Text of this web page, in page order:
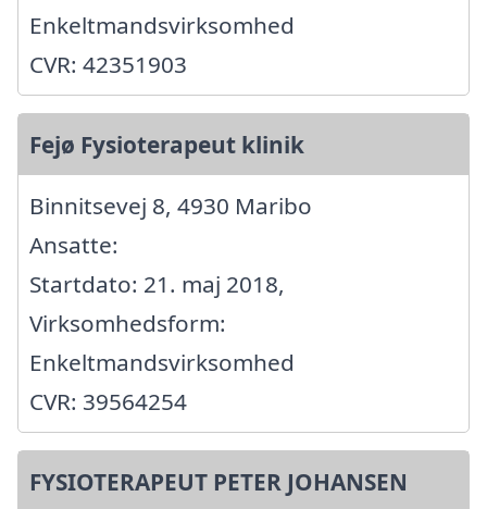
Enkeltmandsvirksomhed
CVR: 42351903
Fejø Fysioterapeut klinik
Binnitsevej 8, 4930 Maribo
Ansatte:
Startdato: 21. maj 2018,
Virksomhedsform:
Enkeltmandsvirksomhed
CVR: 39564254
FYSIOTERAPEUT PETER JOHANSEN